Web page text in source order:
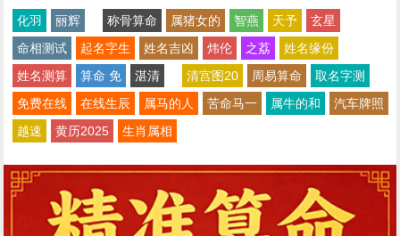
化羽 丽辉 称骨算命 属猪女的 智燕 天予
玄星
命相测试
起名字生 姓名吉凶 炜伦 之荔
姓名缘份
姓名测算
算命 免 湛清 清宫图20 周易算命
取名字测
免费在线
在线生辰 属马的人 苦命马一 属牛的和
汽车牌照
越速
黄历2025 生肖属相